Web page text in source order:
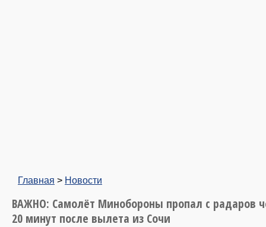
Главная > Новости
ВАЖНО: Самолёт Минобороны пропал с радаров
20 минут после вылета из Сочи